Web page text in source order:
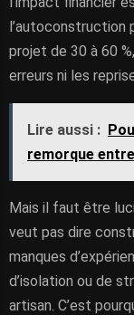
l’autoconstruction
projet de 30 à 60
erreurs ni les
Lire aussi :
remorque
Mais il faut être
veut pas dire
manques
d’isolation ou de
artisan. C’est